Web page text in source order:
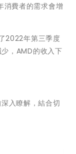
消費者的需求會增
2022年第三季度
，AMD的收入下
入瞭解，結合切